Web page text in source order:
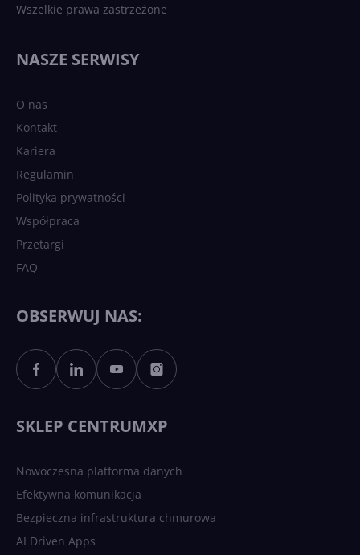
Wszelkie prawa zastrzeżone
NASZE SERWISY
O nas
Kontakt
Kariera
Regulamin
Polityka prywatności
Współpraca
Przetargi
FAQ
OBSERWUJ NAS:
SKLEP CENTRUMXP
Nowoczesna platforma danych
Efektywna komunikacja
Bezpieczna infrastruktura chmurowa
AI Driven Apps